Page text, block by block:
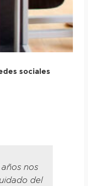
sociales
nos
del